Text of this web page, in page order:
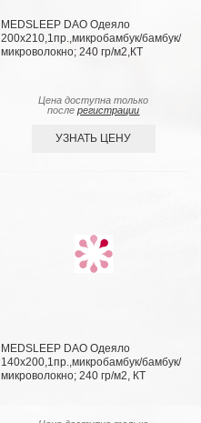
MEDSLEEP DAO Одеяло
200х210,1пр.,микробамбук/бамбук/
микроволокно; 240 гр/м2,КТ
Цена доступна только
послерегистрации
УЗНАТЬ ЦЕНУ
MEDSLEEP DAO Одеяло
140х200,1пр.,микробамбук/бамбук/
микроволокно; 240 гр/м2, КТ